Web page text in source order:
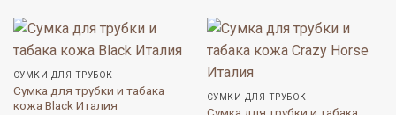
СУМКИ ДЛЯ ТРУБОК
Сумка для трубки и табака
кожа Black Италия
СУМКИ ДЛЯ ТРУБОК